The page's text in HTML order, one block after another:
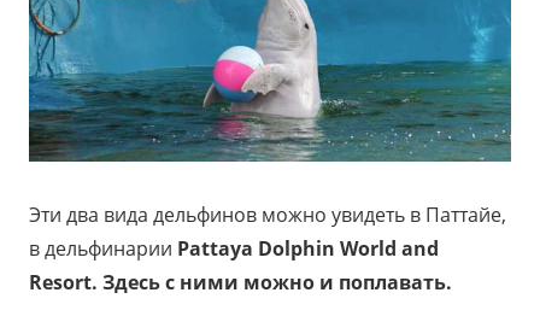
Эти два вида дельфинов можно увидеть в Паттайе,
в дельфинарии Pattaya Dolphin World and
Resort. Здесь с ними можно и поплавать.